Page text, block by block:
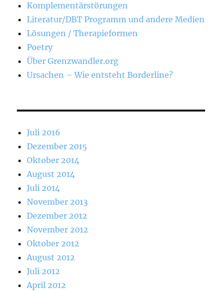
Komplementärstörungen
Literatur/DBT Programm und andere Medien
Lösungen / Therapieformen
Poetry
Über Grenzwandler.org
Ursachen – Wie entsteht Borderline?
Juli 2016
Dezember 2015
Oktober 2014
August 2014
Juli 2014
November 2013
Dezember 2012
November 2012
Oktober 2012
August 2012
Juli 2012
April 2012